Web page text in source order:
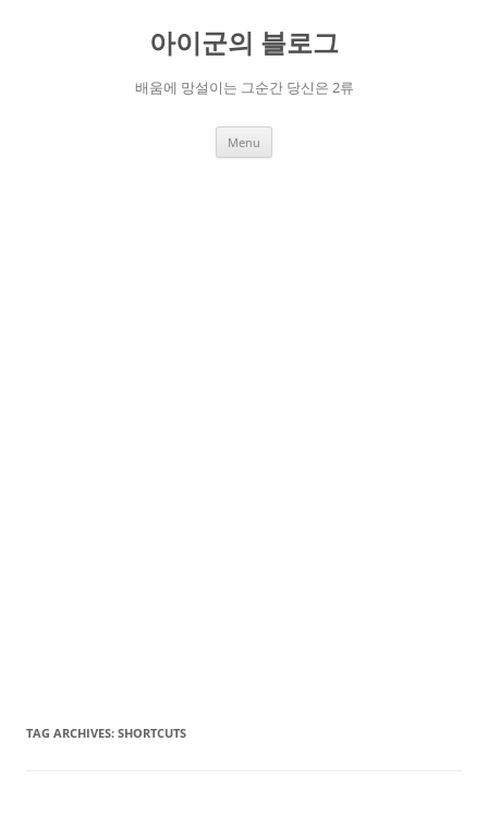
아이군의 블로그
배움에 망설이는 그순간 당신은 2류
Menu
TAG ARCHIVES: SHORTCUTS